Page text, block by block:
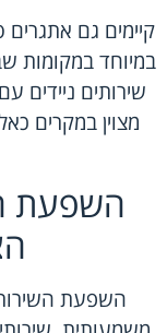
קיימים גם אתגרים
במיוחד במקומות
שירותים ניידים
מצוין במקרים
השפעת
השפעת